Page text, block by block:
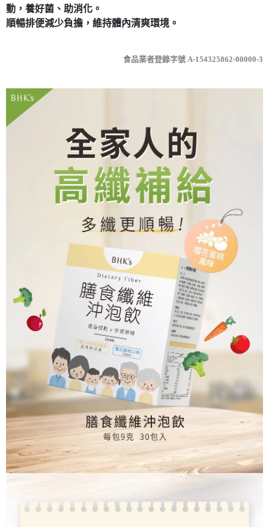
動，養好菌、助消化。
順暢排便減少負擔，維持體內清爽環境。
食品業者登錄字號 A-154325862-00000-3